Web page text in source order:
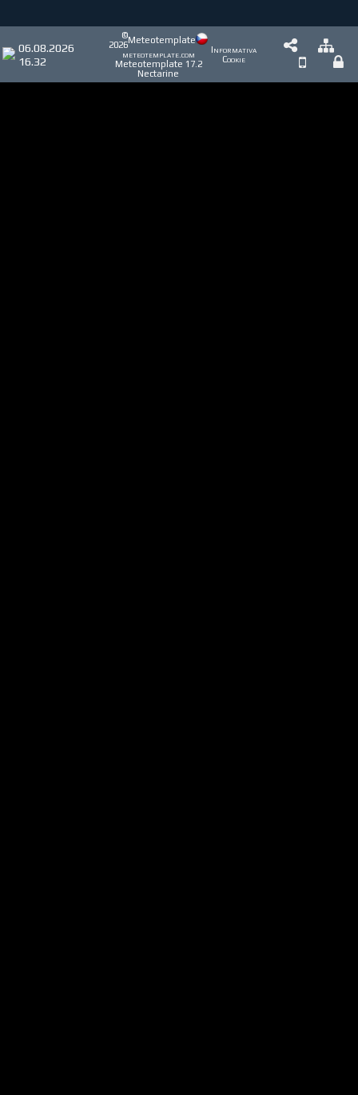
06.08.2026
16.32
©
2026Meteotemplate
meteotemplate.com
Meteotemplate 17.2
Nectarine
Informativa
Cookie